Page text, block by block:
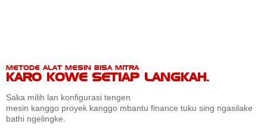
METODE ALAT MESIN BISA MITRA
KARO KOWE SETIAP LANGKAH.
Saka milih lan konfigurasi tengen
mesin kanggo proyek kanggo mbantu finance tuku sing ngasilake
bathi ngelingke.